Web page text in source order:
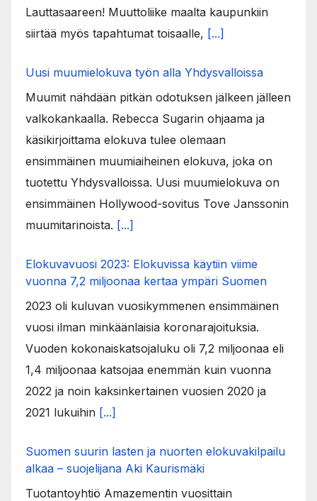
Lauttasaareen! Muuttoliike maalta kaupunkiin
siirtää myös tapahtumat toisaalle, [...]
Uusi muumielokuva työn alla Yhdysvalloissa
Muumit nähdään pitkän odotuksen jälkeen jälleen
valkokankaalla. Rebecca Sugarin ohjaama ja
käsikirjoittama elokuva tulee olemaan
ensimmäinen muumiaiheinen elokuva, joka on
tuotettu Yhdysvalloissa. Uusi muumielokuva on
ensimmäinen Hollywood-sovitus Tove Janssonin
muumitarinoista. [...]
Elokuvavuosi 2023: Elokuvissa käytiin viime
vuonna 7,2 miljoonaa kertaa ympäri Suomen
2023 oli kuluvan vuosikymmenen ensimmäinen
vuosi ilman minkäänlaisia koronarajoituksia.
Vuoden kokonaiskatsojaluku oli 7,2 miljoonaa eli
1,4 miljoonaa katsojaa enemmän kuin vuonna
2022 ja noin kaksinkertainen vuosien 2020 ja
2021 lukuihin [...]
Suomen suurin lasten ja nuorten elokuvakilpailu
alkaa – suojelijana Aki Kaurismäki
Tuotantoyhtiö Amazementin vuosittain